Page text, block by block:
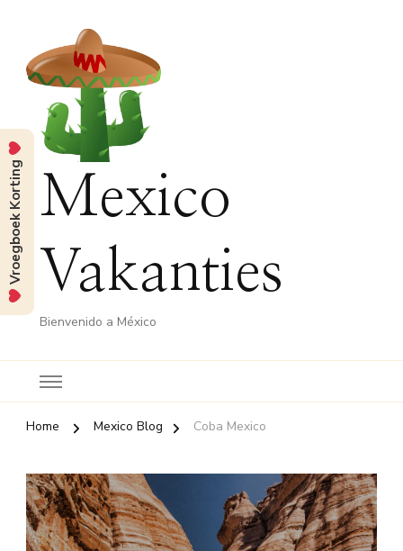
Mexico
Vakanties
Bienvenido a México
Home Mexico Blog Coba Mexico
Vroegboek Korting